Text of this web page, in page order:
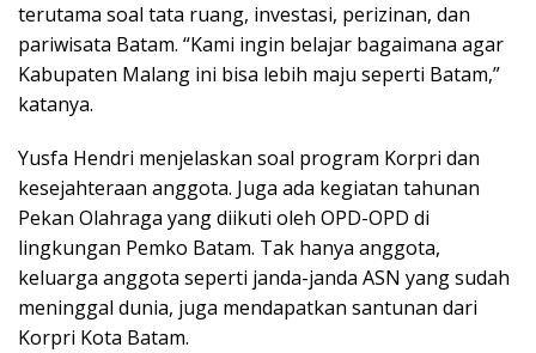
terutama soal tata ruang, investasi, perizinan, dan
pariwisata Batam. “Kami ingin belajar bagaimana agar
Kabupaten Malang ini bisa lebih maju seperti Batam,”
katanya.
Yusfa Hendri menjelaskan soal program Korpri dan
kesejahteraan anggota. Juga ada kegiatan tahunan
Pekan Olahraga yang diikuti oleh OPD-OPD di
lingkungan Pemko Batam. Tak hanya anggota,
keluarga anggota seperti janda-janda ASN yang sudah
meninggal dunia, juga mendapatkan santunan dari
Korpri Kota Batam.